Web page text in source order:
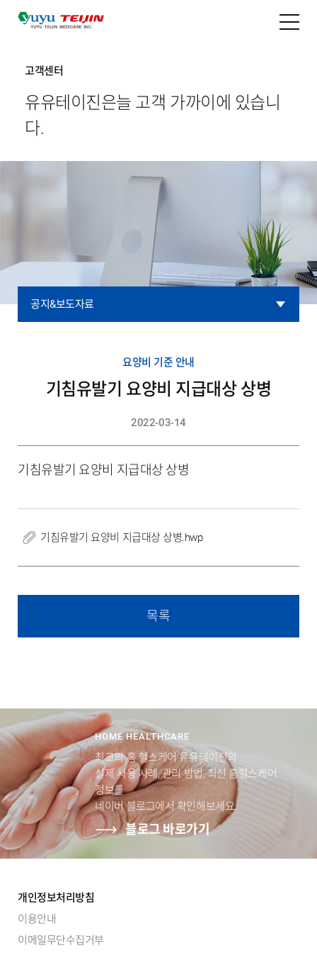
고객센터
유유테이진은늘 고객 가까이에 있습니
다.
공지&보도자료
요양비 기준 안내
기침유발기 요양비 지급대상 상병
2022-03-14
기침유발기 요양비 지급대상 상병
기침유발기 요양비 지급대상 상병.hwp
목록
HOME HEALTHCARE
최고의 홈 헬스케어 유유테이진의
실제 사용 사례, 관리 방법, 최신 홈헬스케어
정보를
네이버 블로그에서 확인해보세요.
블로그 바로가기
개인정보처리방침
이용안내
이메일무단수집거부